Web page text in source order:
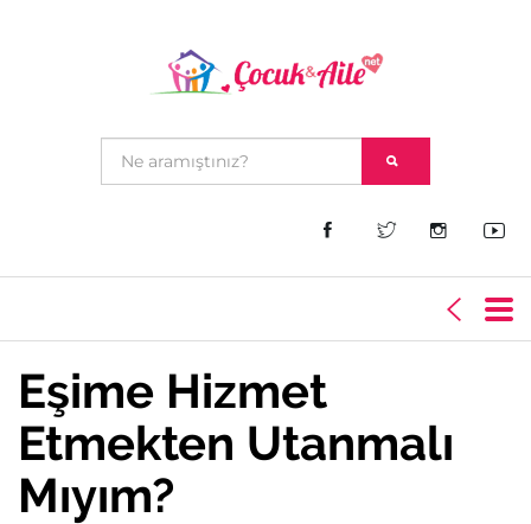
Eşime Hizmet
Etmekten Utanmalı
Mıyım?